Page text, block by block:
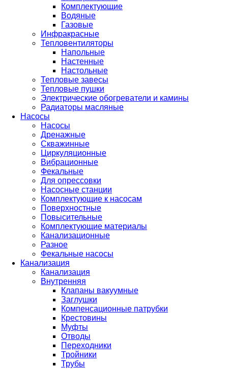
Комплектующие
Водяные
Газовые
Инфракрасные
Тепловентиляторы
Напольные
Настенные
Настольные
Тепловые завесы
Тепловые пушки
Электрические обогреватели и камины
Радиаторы масляные
Насосы
Насосы
Дренажные
Скважинные
Циркуляционные
Вибрационные
Фекальные
Для опрессовки
Насосные станции
Комплектующие к насосам
Поверхностные
Повысительные
Комплектующие материалы
Канализационные
Разное
Фекальные насосы
Канализация
Канализация
Внутренняя
Клапаны вакуумные
Заглушки
Компенсационные патрубки
Крестовины
Муфты
Отводы
Переходники
Тройники
Трубы